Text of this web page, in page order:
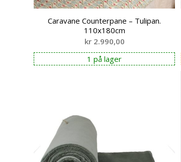
Caravane Counterpane – Tulipan.
110x180cm
kr2.990,00
1 på lager